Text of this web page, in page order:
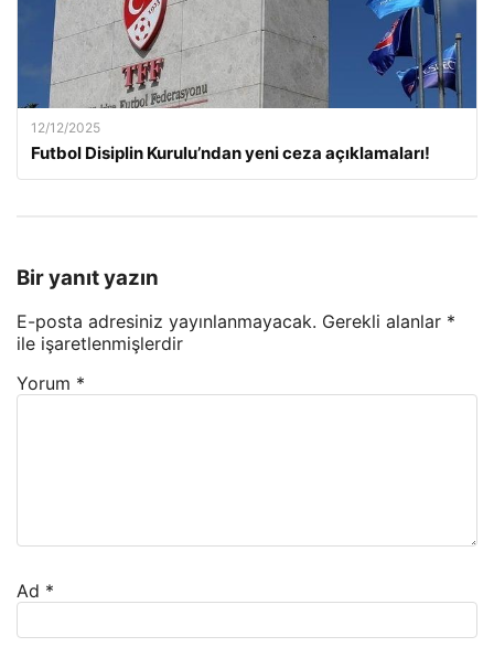
12/12/2025
Futbol Disiplin Kurulu’ndan yeni ceza açıklamaları!
Bir yanıt yazın
E-posta adresiniz yayınlanmayacak. Gerekli alanlar *
ile işaretlenmişlerdir
Yorum *
Ad *